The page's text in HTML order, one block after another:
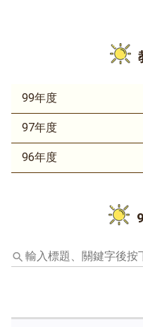
99年度
97年度
96年度
輸
入